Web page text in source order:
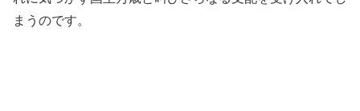
まうのです。